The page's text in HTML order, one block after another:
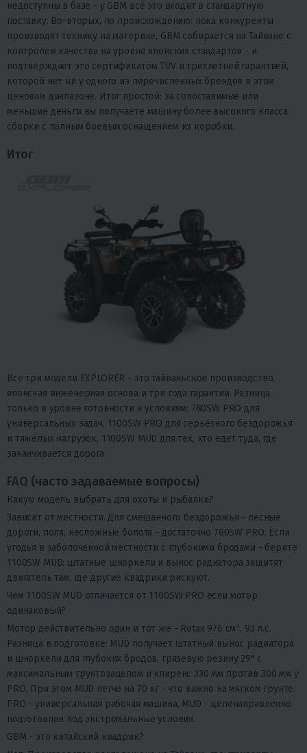
недоступны в базе - у GBM всё это входит в стандартную
поставку. Во-вторых, по происхождению: пока конкуренты
производят технику на материке, GBM собирается на Тайване с
контролем качества на уровне японских стандартов - и
подтверждает это сертификатом TÜV и трёхлетней гарантией,
которой нет ни у одного из перечисленных брендов в этом
ценовом диапазоне. Итог простой: за сопоставимые или
меньшие деньги вы получаете машину более высокого класса
сборки с полным боевым оснащением из коробки.
Итог
Все три модели EXPLORER - это тайваньское производство,
японская инженерная основа и три года гарантии. Разница
только в уровне готовности к условиям: 780SW PRO для
универсальных задач, 1100SW PRO для серьёзного бездорожья
и тяжёлых нагрузок, 1100SW MUD для тех, кто едет туда, где
заканчивается дорога.
FAQ (часто задаваемые вопросы)
Какую модель выбрать для охоты и рыбалки?
Зависит от местности. Для смешанного бездорожья - лесные
дороги, поля, несложные болота - достаточно 780SW PRO. Если
угодья в заболоченной местности с глубокими бродами - берите
1100SW MUD: штатные шноркели и вынос радиатора защитят
двигатель там, где другие квадрики рискуют.
Чем 1100SW MUD отличается от 1100SW PRO если мотор
одинаковый?
Мотор действительно один и тот же - Rotax 976 см³, 93 л.с.
Разница в подготовке: MUD получает штатный вынос радиатора
и шноркели для глубоких бродов, грязевую резину 29" с
максимальным грунтозацепом и клиренс 330 мм против 300 мм у
PRO. При этом MUD легче на 70 кг - что важно на мягком грунте.
PRO - универсальная рабочая машина, MUD - целенаправленно
подготовлен под экстремальные условия.
GBM - это китайский квадрик?